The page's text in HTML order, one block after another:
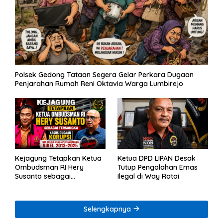
Polsek Gedong Tataan Segera Gelar Perkara Dugaan
Penjarahan Rumah Reni Oktavia Warga Lumbirejo
Kejagung Tetapkan Ketua
Ombudsman RI Hery
Susanto sebagai
Tambang Nikel
Ketua DPD LIPAN Desak
Tutup Pengolahan Emas
Ilegal di Way Ratai
Selengkapnya